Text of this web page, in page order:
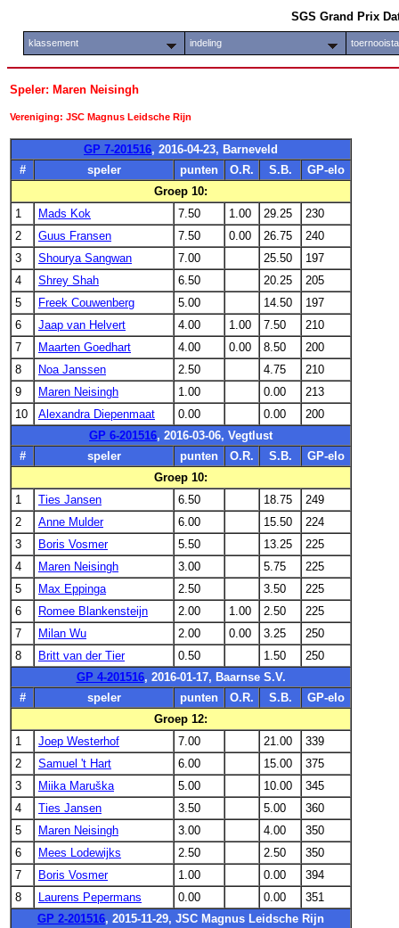
SGS Grand Prix
klassement indeling
Speler: Maren Neisingh
Vereniging: JSC Magnus Leidsche Rijn
GP 7-201516, 2016-04-23, Barneveld
#
speler punten O.R. S.B.
GP-elo
Groep 10:
1
Mads Kok 7.50 1.00 29.25
230
2
Guus Fransen 7.50 0.00 26.75
240
3
Shourya Sangwan 7.00 25.50
197
4
Shrey Shah 6.50 20.25
205
5
Freek Couwenberg 5.00 14.50
197
6
Jaap van Helvert 4.00 1.00 7.50
210
7
Maarten Goedhart 4.00 0.00 8.50
200
8
Noa Janssen 2.50 4.75
210
9
Maren Neisingh 1.00 0.00
213
10
Alexandra Diepenmaat 0.00 0.00
200
GP 6-201516, 2016-03-06, Vegtlust
#
speler punten O.R. S.B.
GP-elo
Groep 10:
1
Ties Jansen 6.50 18.75
249
2
Anne Mulder 6.00 15.50
224
3
Boris Vosmer 5.50 13.25
225
4
Maren Neisingh 3.00 5.75
225
5
Max Eppinga 2.50 3.50
225
6
Romee Blankensteijn 2.00 1.00 2.50
225
7
Milan Wu 2.00 0.00 3.25
250
8
Britt van der Tier 0.50 1.50
250
GP 4-201516, 2016-01-17, Baarnse S.V.
#
speler punten O.R. S.B.
GP-elo
Groep 12:
1
Joep Westerhof 7.00 21.00
339
2
Samuel 't Hart 6.00 15.00
375
3
Miika Maruška 5.00 10.00
345
4
Ties Jansen 3.50 5.00
360
5
Maren Neisingh 3.00 4.00
350
6
Mees Lodewijks 2.50 2.50
350
7
Boris Vosmer 1.00 0.00
394
8
Laurens Pepermans 0.00 0.00
351
GP 2-201516, 2015-11-29, JSC Magnus Leidsche Rijn